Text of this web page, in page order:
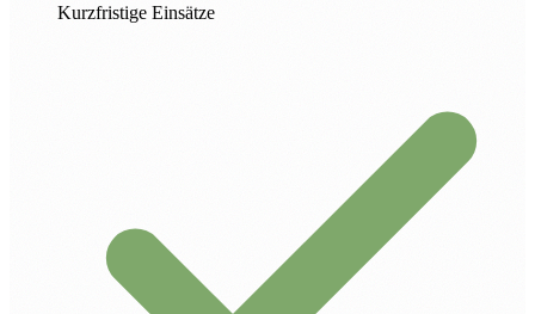
Kurzfristige Einsätze